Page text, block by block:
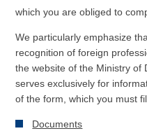
which you are obliged to
We particularly emphasize
recognition of foreign
the website of the Ministry of
serves exclusively for
of the form, which you must
Documents